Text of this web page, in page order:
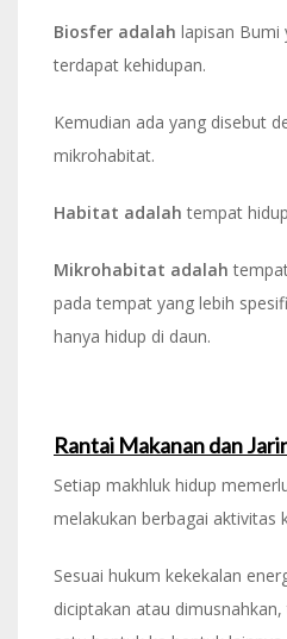
Biosfer adalah lapisan Bumi
terdapat kehidupan.
Kemudian ada yang disebut
mikrohabitat.
Habitat adalah tempat
Mikrohabitat adalah
pada tempat yang lebih
hanya hidup di daun.
Rantai Makanan dan
Setiap makhluk hidup
melakukan berbagai aktivitas
Sesuai hukum kekekalan
diciptakan atau